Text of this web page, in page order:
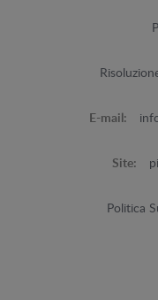
E-mail:
Site:
Politica